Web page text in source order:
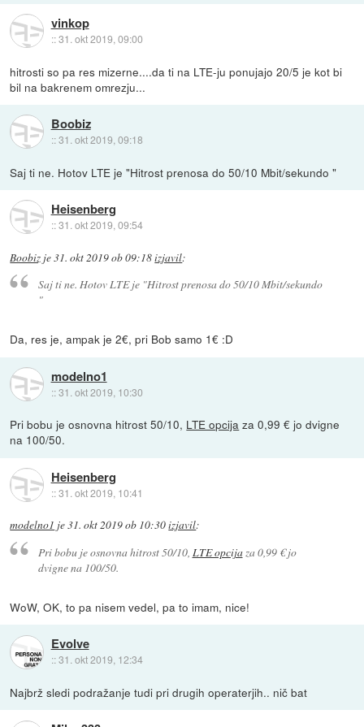
vinkop
::31. okt 2019, 09:00
hitrosti so pa res mizerne....da ti na LTE-ju ponujajo 20/5 je kot bi
bil na bakrenem omrezju...
Boobiz
::31. okt 2019, 09:18
Saj ti ne. Hotov LTE je "Hitrost prenosa do 50/10 Mbit/sekundo "
Heisenberg
::31. okt 2019, 09:54
Boobiz je31. okt 2019 ob 09:18izjavil:
Saj ti ne. Hotov LTE je "Hitrost prenosa do 50/10 Mbit/sekundo
"
Da, res je, ampak je 2€, pri Bob samo 1€ :D
modelno1
::31. okt 2019, 10:30
Pri bobu je osnovna hitrost 50/10, LTE opcija za 0,99 € jo dvigne
na 100/50.
Heisenberg
::31. okt 2019, 10:41
modelno1 je31. okt 2019 ob 10:30izjavil:
Pri bobu je osnovna hitrost 50/10, LTE opcijaza 0,99 € jo
dvigne na 100/50.
WoW, OK, to pa nisem vedel, pa to imam, nice!
Evolve
::31. okt 2019, 12:34
Najbrž sledi podražanje tudi pri drugih operaterjih.. nič bat